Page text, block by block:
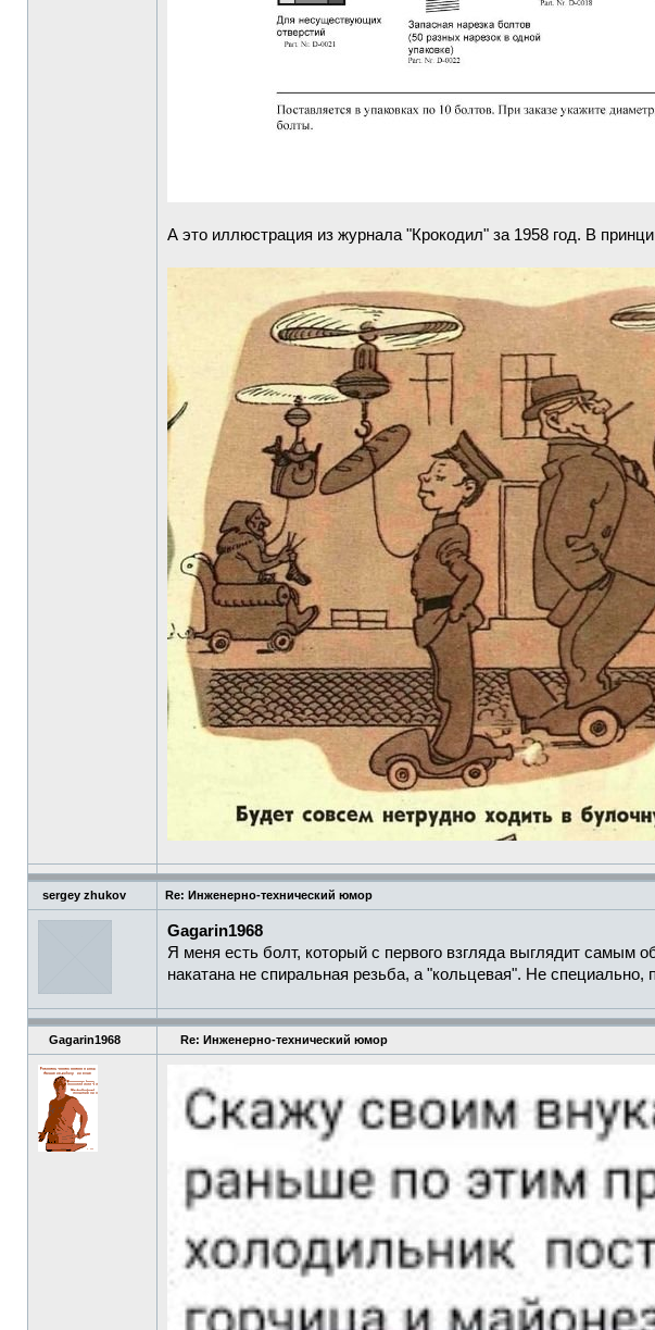
А это иллюстрация из журнала "Крокодил" за 1958 год. В
sergey zhukov Re: Инженерно-технический юмор
Gagarin1968
Я меня есть болт, который с первого взгляда выглядит самым
накатана не спиральная резьба, а "кольцевая". Не специально,
Gagarin1968 Re: Инженерно-технический юмор